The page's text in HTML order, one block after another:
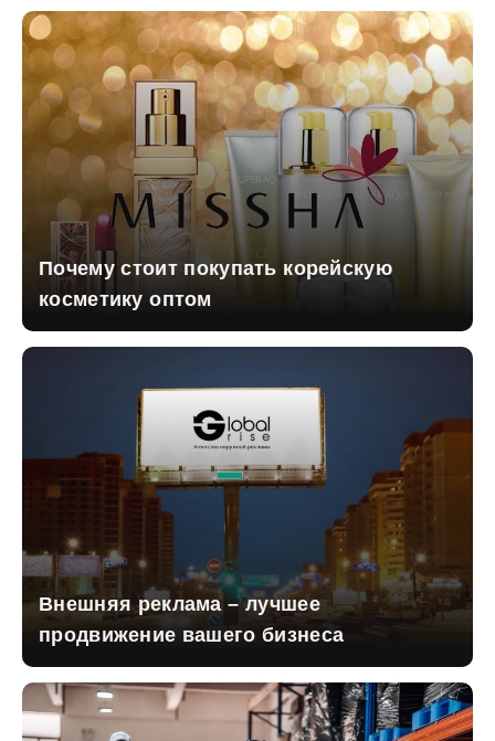
Почему стоит покупать корейскую
косметику оптом
Внешняя реклама – лучшее
продвижение вашего бизнеса